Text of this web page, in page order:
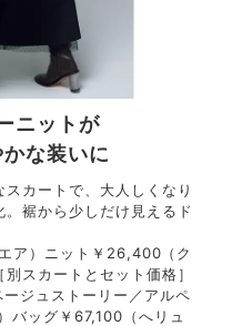
ニットが
な装いに
カートで、大人しくなり
裾から少しだけ見えるド
ア）ニット￥26,400（ク
スカートとセット価格］
ジュストーリー／アルペ
バッグ￥67,100（へリュ